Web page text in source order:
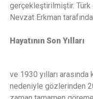
gerçekleştirilmiştir. Türk
Nevzat Erkman
Hayatının Son Yılları
ve 1930 yılları
nedeniyle gözlerinden